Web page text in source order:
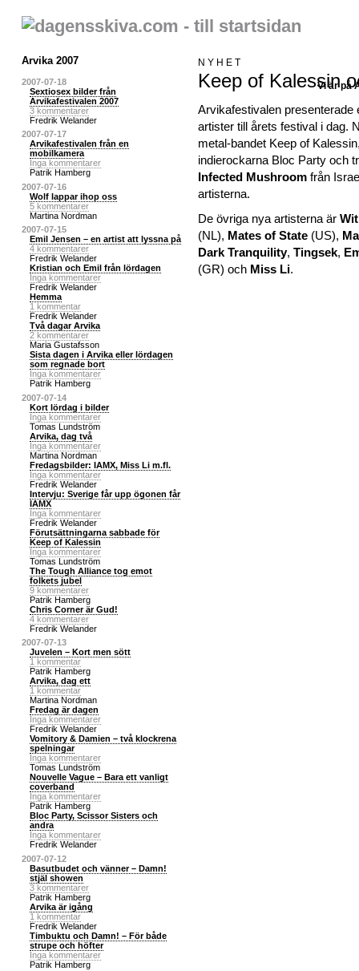
Vi är på
Arvika 2007
2007-07-18
Sextiosex bilder från
Arvikafestivalen 2007
3 kommentarer
Fredrik Welander
2007-07-17
Arvikafestivalen från en
mobilkamera
Inga kommentarer
Patrik Hamberg
2007-07-16
Wolf lappar ihop oss
5 kommentarer
Martina Nordman
2007-07-15
Emil Jensen – en artist att lyssna på
4 kommentarer
Fredrik Welander
Kristian och Emil från lördagen
Inga kommentarer
Fredrik Welander
Hemma
1 kommentar
Fredrik Welander
Två dagar Arvika
2 kommentarer
Maria Gustafsson
Sista dagen i Arvika eller lördagen
som regnade bort
Inga kommentarer
Patrik Hamberg
2007-07-14
Kort lördag i bilder
Inga kommentarer
Tomas Lundström
Arvika, dag två
Inga kommentarer
Martina Nordman
Fredagsbilder: IAMX, Miss Li m.fl.
Inga kommentarer
Fredrik Welander
Intervju: Sverige får upp ögonen får
IAMX
Inga kommentarer
Fredrik Welander
Förutsättningarna sabbade för
Keep of Kalessin
Inga kommentarer
Tomas Lundström
The Tough Alliance tog emot
folkets jubel
9 kommentarer
Patrik Hamberg
Chris Corner är Gud!
4 kommentarer
Fredrik Welander
2007-07-13
Juvelen – Kort men sött
1 kommentar
Patrik Hamberg
Arvika, dag ett
1 kommentar
Martina Nordman
Fredag är dagen
Inga kommentarer
Fredrik Welander
Vomitory & Damien – två klockrena
spelningar
Inga kommentarer
Tomas Lundström
Nouvelle Vague – Bara ett vanligt
coverband
Inga kommentarer
Patrik Hamberg
Bloc Party, Scissor Sisters och
andra
Inga kommentarer
Fredrik Welander
2007-07-12
Basutbudet och vänner – Damn!
stjäl showen
3 kommentarer
Patrik Hamberg
Arvika är igång
1 kommentar
Fredrik Welander
Timbuktu och Damn! – För både
strupe och höfter
Inga kommentarer
Patrik Hamberg
NYHET
Keep of Kalessin
Arvikafestivalen presenterade
artister till årets festival i dag.
metal-bandet Keep of
indierockarna Bloc Party och
Infected Mushroom från
artisterna.
De övriga nya artisterna är
(NL), Mates of State (US),
Dark Tranquility, Tingsek,
(GR) och Miss Li.